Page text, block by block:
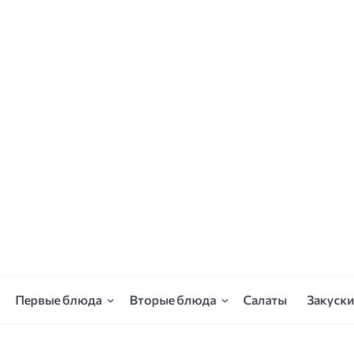
Первые блюда Вторые блюда Салаты Закуски